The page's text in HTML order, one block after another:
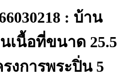
: บ้าน
เนื้อที่ขนาด 25.5
งการพระปิ่น 5